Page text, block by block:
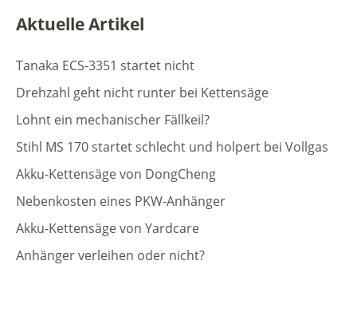
Aktuelle Artikel
Tanaka ECS-3351 startet nicht
Drehzahl geht nicht runter bei Kettensäge
Lohnt ein mechanischer Fällkeil?
Stihl MS 170 startet schlecht und holpert bei Vollgas
Akku-Kettensäge von DongCheng
Nebenkosten eines PKW-Anhänger
Akku-Kettensäge von Yardcare
Anhänger verleihen oder nicht?